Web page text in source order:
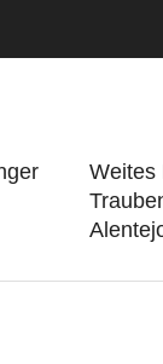
Weites